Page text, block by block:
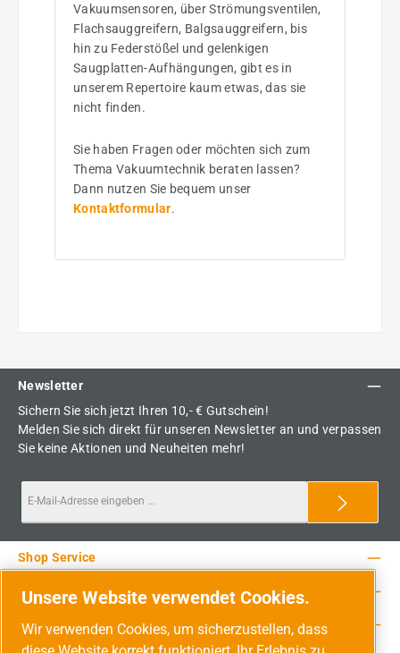
Vakuumsensoren, über Strömungsventilen,
Flachsauggreifern, Balgsauggreifern, bis
hin zu Federstößel und gelenkigen
Saugplatten-Aufhängungen, gibt es in
unserem Repertoire kaum etwas, das sie
nicht finden.
Sie haben Fragen oder möchten sich zum
Thema Vakuumtechnik beraten lassen?
Dann nutzen Sie bequem unser
Kontaktformular.
Newsletter
Sichern Sie sich jetzt Ihren 10,- € Gutschein!
Melden Sie sich direkt für unseren Newsletter an und verpassen
Sie keine Aktionen und Neuheiten mehr!
Service-Hotline
Shop Service
Rechtliche Hinweise
Unsere Website verwendet Cookies.
Wir verwenden Cookies, um sicherzustellen, dass